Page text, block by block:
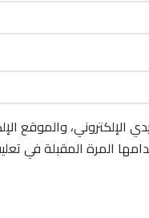
الإلكتروني، والموقع
المرة المقبلة في